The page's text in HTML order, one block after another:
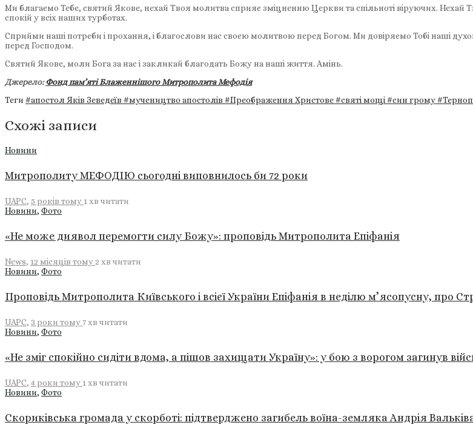
Ми благаємо Тебе, святий Якове, нехай Твоя молитва сприяє зміцненню Церкви та спільноті віруючих. Нехай
спокій у всіх наших турботах.
Сприйми наші потреби і прохання, і благослови нас своєю молитвою перед Богом. Ми довіряємо Тобі наші
перед Господом.
Святий Якове, моли Бога за нас і закликай благодать Божу на наші життя. Амінь.
Джерело:Фонд пам’яті Блаженнішого Митрополита Мефодія
Теги #апостол Яків Зеведеїв #мучеництво апостолів #Преображення Христове#святі мощі#син грому
Схожі записи
Новини
Митрополиту МЕФОДІЮ сьогодні виповнилось би 72 роки
UAPC, 5 років тому 1 хв читати
Новини, Фото
«Не може диявол перемогти силу Божу»: проповідь Митрополита Епіфанія
News, 12 місяців тому 2 хв читати
Новини, Фото
Проповідь Митрополита Київського і всієї України Епіфанія в неділю м’ясопусну, про
UAPC, 3 роки тому 7 хв читати
Новини, Фото
«Не зміг спокійно сидіти вдома, а пішов захищати Україну»: у бою з ворогом загинув
UAPC, 4 роки тому 1 хв читати
Новини, Фото
Скориківська громада у скорботі: підтверджено загибель воїна-земляка Андрія